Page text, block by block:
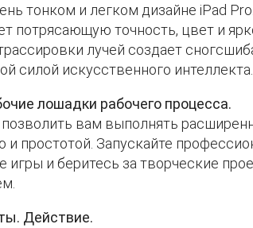
тонком и легком дизайне iPad
потрясающую точность, цвет и
лучей создает
силой искусственного интеллекта.
лошадки рабочего процесса.
позволить вам выполнять
и простотой. Запускайте
и беритесь за творческие
Действие.